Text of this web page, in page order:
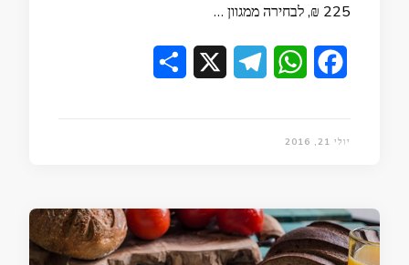
225 ₪, לבחירה ממגוון …
Facebook
WhatsApp
Telegram
יולי 21, 2016